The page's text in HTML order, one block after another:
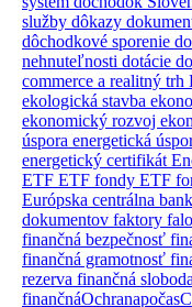
služby dôkazy
dôchodkové sporenie
nehnuteľnosti dotácie
commerce a realitný trh
ekologická stavba
ekonomický rozvoj
úspora energetická
energetický certifikát
ETF ETF fondy ETF
Európska centrálna
dokumentov faktory
finančná bezpečnosť
finančná gramotnosť
rezerva finančná sloboda